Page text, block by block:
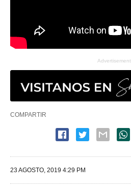
Advertisement
COMPARTIR
23 AGOSTO, 2019 4:29 PM